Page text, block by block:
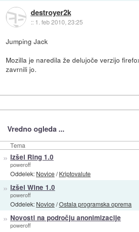
destroyer2k
:: 1. feb 2010, 23:25
Jumping Jack
Mozilla je naredila že delujoče verzijo
zavrnili jo.
Vredno ogleda ...
Tema
» Izšel Ring 1.0
poweroff
Oddelek: Novice/Kriptovalute
» Izšel Wine 1.0
poweroff
Oddelek: Novice/Ostala programska oprema
» Novosti na področju anonimizacije
poweroff